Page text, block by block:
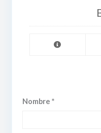
Nombre *